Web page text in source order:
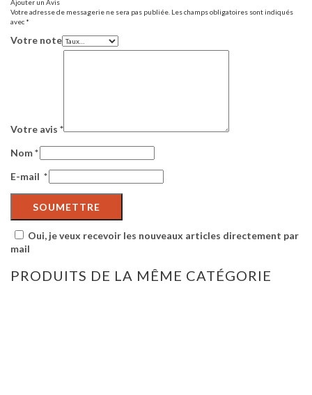
Ajouter un Avis
Votre adresse de messagerie ne sera pas publiée. Les champs obligatoires sont indiqués
avec *
Votre note
Votre avis *
Nom*
E-mail *
Oui, je veux recevoir les nouveaux articles directement par
mail
PRODUITS DE LA MÊME CATÉGORIE